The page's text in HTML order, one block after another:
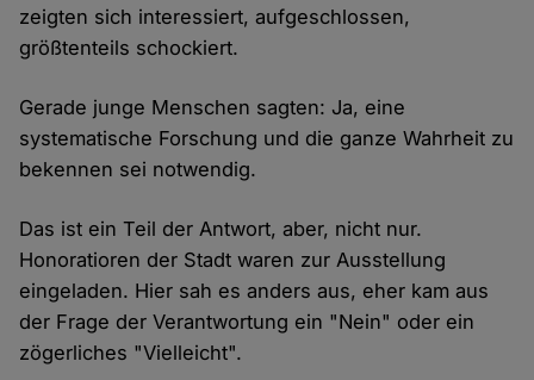
zeigten sich interessiert, aufgeschlossen,
größtenteils schockiert.
Gerade junge Menschen sagten: Ja, eine
systematische Forschung und die ganze Wahrheit zu
bekennen sei notwendig.
Das ist ein Teil der Antwort, aber, nicht nur.
Honoratioren der Stadt waren zur Ausstellung
eingeladen. Hier sah es anders aus, eher kam aus
der Frage der Verantwortung ein "Nein" oder ein
zögerliches "Vielleicht".